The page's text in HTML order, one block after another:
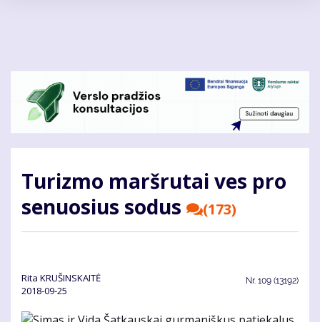
Turizmo maršrutai ves pro
senuosius sodus
(173)
Rita KRUŠINSKAITĖ
2018-09-25
Nr. 109 (13192)